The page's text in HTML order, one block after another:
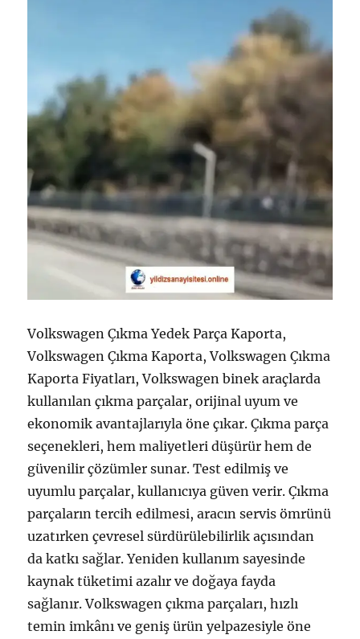
Volkswagen Çıkma Yedek Parça Kaporta,
Volkswagen Çıkma Kaporta, Volkswagen Çıkma
Kaporta Fiyatları, Volkswagen binek araçlarda
kullanılan çıkma parçalar, orijinal uyum ve
ekonomik avantajlarıyla öne çıkar. Çıkma parça
seçenekleri, hem maliyetleri düşürür hem de
güvenilir çözümler sunar. Test edilmiş ve
uyumlu parçalar, kullanıcıya güven verir. Çıkma
parçaların tercih edilmesi, aracın servis ömrünü
uzatırken çevresel sürdürülebilirlik açısından
da katkı sağlar. Yeniden kullanım sayesinde
kaynak tüketimi azalır ve doğaya fayda
sağlanır. Volkswagen çıkma parçaları, hızlı
temin imkânı ve geniş ürün yelpazesiyle öne